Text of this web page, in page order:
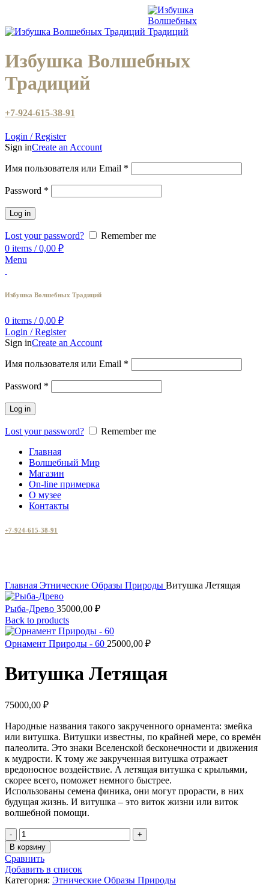
Избушка Волшебных
Традиций
+7-924-615-38-91
Login / Register
Sign inCreate an Account
Имя пользователя или Email *
Password *
Log in
Lost your password?
Remember me
0 items / 0,00 ₽
Menu
Избушка Волшебных Традиций
0 items / 0,00 ₽
Login / Register
Sign inCreate an Account
Имя пользователя или Email *
Password *
Log in
Lost your password?
Remember me
Главная
Волшебный Мир
Магазин
On-line примерка
О музее
Контакты
+7-924-615-38-91
Главная Этнические Образы Природы Витушка Летящая
Рыба-Древо 35000,00 ₽
Back to products
Орнамент Природы - 60 25000,00 ₽
Витушка Летящая
75000,00 ₽
Народные названия такого закрученного орнамента: змейка
или витушка. Витушки известны, по крайней мере, со времён
палеолита. Это знаки Вселенской бесконечности и движения
к мудрости. К тому же закрученная витушка отражает
вредоносное воздействие. А летящая витушка с крыльями,
скорее всего, поможет немного быстрее.
Использованы семена финика, они могут прорасти, в них
будущая жизнь. И витушка – это виток жизни или виток
волшебной помощи.
Количество
товара
Витушка
Летящая
В корзину
Сравнить
Добавить в список
Категория: Этнические Образы Природы